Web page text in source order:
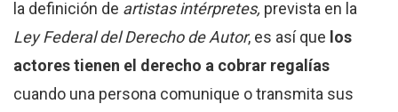
la definición de artistas intérpretes, prevista en la
Ley Federal del Derecho de Autor, es así que los
actores tienen el derecho a cobrar regalías
cuando una persona comunique o transmita sus